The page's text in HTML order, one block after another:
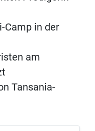
Camp in der
am
Tansania-